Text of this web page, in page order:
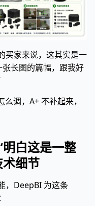
买家来说，这其实是一
长图的篇幅，跟我好
调，A+ 不补起来，
白这是一整
细节
，DeepBI 为这条